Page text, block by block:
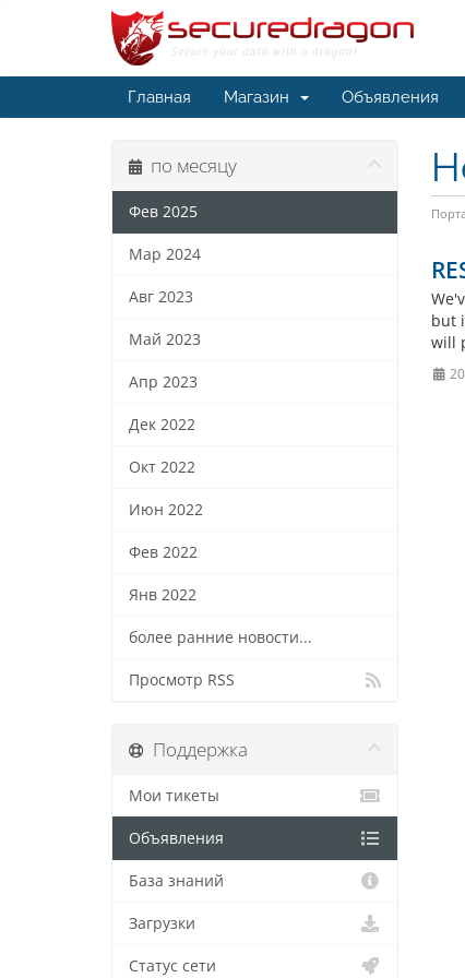
Главная Магазин Объявления
по месяцу
Фев 2025
Мар 2024
Авг 2023
Май 2023
Апр 2023
Дек 2022
Окт 2022
Июн 2022
Фев 2022
Янв 2022
более ранние новости...
Просмотр RSS
but
will
Поддержка
Мои тикеты
Объявления
База знаний
Загрузки
Статус сети